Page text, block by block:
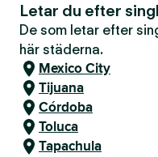
Letar du efter
De som letar efter
här städerna.
Mexico City
Tijuana
Córdoba
Toluca
Tapachula